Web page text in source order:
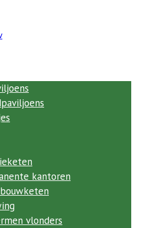
kantoren
vlonders